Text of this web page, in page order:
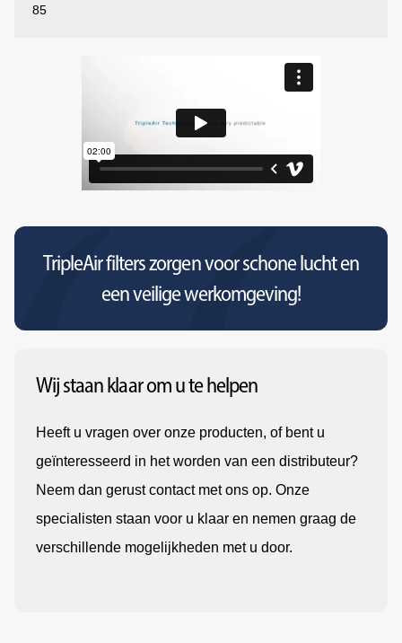
85
TripleAir filters zorgen voor schone lucht en
een veilige werkomgeving!
Wij staan klaar om u te helpen
Heeft u vragen over onze producten, of bent u
geïnteresseerd in het worden van een distributeur?
Neem dan gerust contact met ons op. Onze
specialisten staan voor u klaar en nemen graag de
verschillende mogelijkheden met u door.